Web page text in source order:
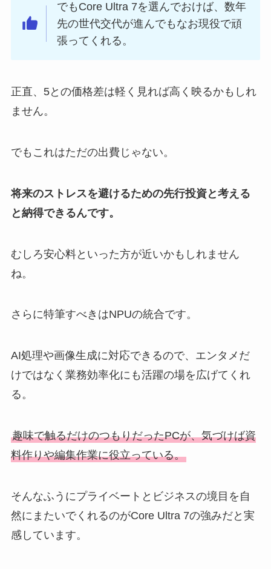
でもCore Ultra 7を選んでおけば、数年
先の世代交代が進んでもなお現役で頑
張ってくれる。
正直、5との価格差は軽く見れば高く映るかもしれ
ません。
でもこれはただの出費じゃない。
将来のストレスを避けるための先行投資と考える
と納得できるんです。
むしろ安心料といった方が近いかもしれません
ね。
さらに特筆すべきはNPUの統合です。
AI処理や画像生成に対応できるので、エンタメだ
けではなく業務効率化にも活躍の場を広げてくれ
る。
趣味で触るだけのつもりだったPCが、気づけば資
料作りや編集作業に役立っている。
そんなふうにプライベートとビジネスの境目を自
然にまたいでくれるのがCore Ultra 7の強みだと実
感しています。